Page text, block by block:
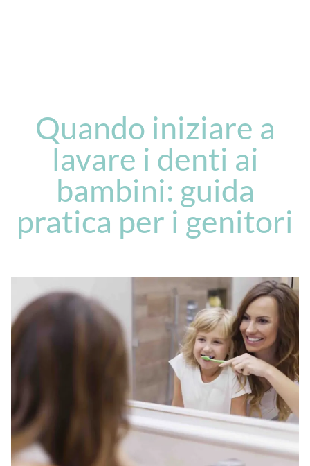
Quando iniziare a
lavare i denti ai
bambini: guida
pratica per i genitori